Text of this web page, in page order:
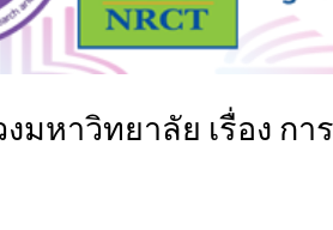
มหาวิทยาลัย เรื่อง ก